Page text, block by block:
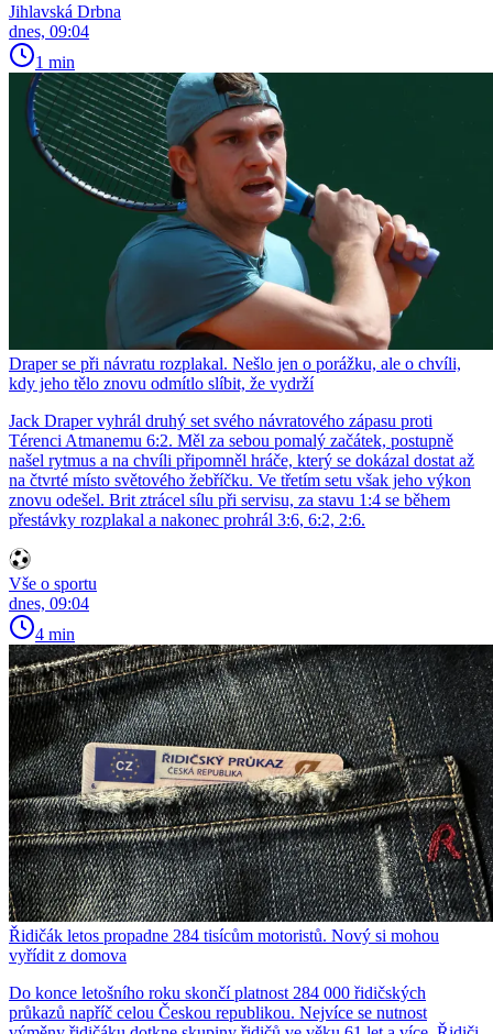
Jihlavská Drbna
dnes, 09:04
1 min
Draper se při návratu rozplakal. Nešlo jen o porážku, ale o chvíli,
kdy jeho tělo znovu odmítlo slíbit, že vydrží
Jack Draper vyhrál druhý set svého návratového zápasu proti
Térenci Atmanemu 6:2. Měl za sebou pomalý začátek, postupně
našel rytmus a na chvíli připomněl hráče, který se dokázal dostat až
na čtvrté místo světového žebříčku. Ve třetím setu však jeho výkon
znovu odešel. Brit ztrácel sílu při servisu, za stavu 1:4 se během
přestávky rozplakal a nakonec prohrál 3:6, 6:2, 2:6.
Vše o sportu
dnes, 09:04
4 min
Řidičák letos propadne 284 tisícům motoristů. Nový si mohou
vyřídit z domova
Do konce letošního roku skončí platnost 284 000 řidičských
průkazů napříč celou Českou republikou. Nejvíce se nutnost